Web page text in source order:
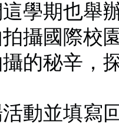
學期也舉
攝國際校
的秘辛，
動並填寫